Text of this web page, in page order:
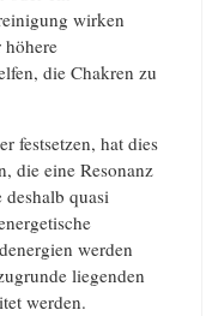
wirken
die Chakren zu
festsetzen, hat dies
die eine Resonanz
deshalb quasi
werden
liegenden
werden.